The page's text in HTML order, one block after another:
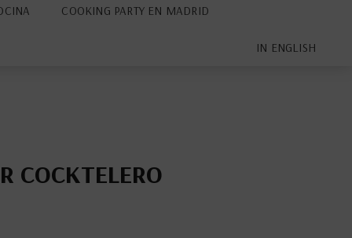
COOKING PARTY EN MADRID
IN ENGLISH
COCKTELERO